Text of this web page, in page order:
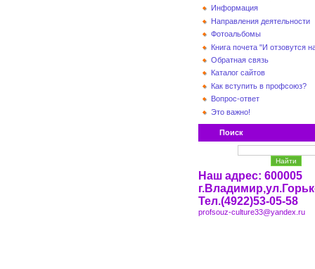
Информация
Направления деятельности
Фотоальбомы
Книга почета "И отзовутся
Обратная связь
Каталог сайтов
Как вступить в профсоюз?
Вопрос-ответ
Это важно!
Поиск
Наш адрес: 600005
Тел.(4922)53-05-58
profsouz-culture33@yandex.ru